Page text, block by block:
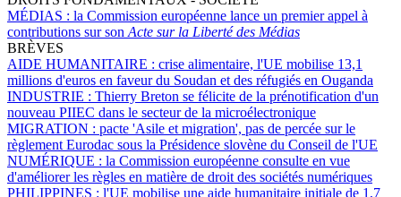
MÉDIAS : la Commission européenne lance un premier appel à
contributions sur son Acte sur la Liberté des Médias
BRÈVES
AIDE HUMANITAIRE : crise alimentaire, l'UE mobilise 13,1
millions d'euros en faveur du Soudan et des réfugiés en Ouganda
INDUSTRIE : Thierry Breton se félicite de la prénotification d'un
nouveau PIIEC dans le secteur de la microélectronique
MIGRATION : pacte 'Asile et migration', pas de percée sur le
règlement Eurodac sous la Présidence slovène du Conseil de l'UE
NUMÉRIQUE : la Commission européenne consulte en vue
d'améliorer les règles en matière de droit des sociétés numériques
PHILIPPINES : l'UE mobilise une aide humanitaire initiale de 1,7